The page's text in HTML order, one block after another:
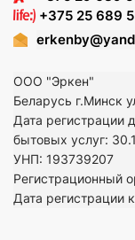
+375 25 689
ООО "Эркен"
Беларусь г.Минск
Дата регистрации
бытовых услуг:
УНП: 193739207
Регистрационный
Дата регистрации